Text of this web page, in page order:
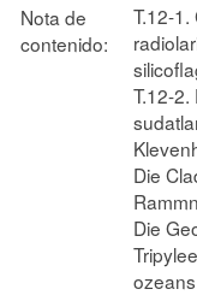
Nota de
contenido:
T.12-
T.12-
Die
Die